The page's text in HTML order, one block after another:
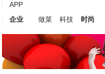
APP
企业
做菜 科技 时尚